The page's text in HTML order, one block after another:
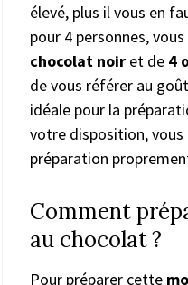
élevé, plus il vous en
pour 4 personnes,
chocolat noir et de 4
de vous référer au
idéale pour la
votre disposition, vous
préparation
Comment
au chocolat ?
Pour préparer cette